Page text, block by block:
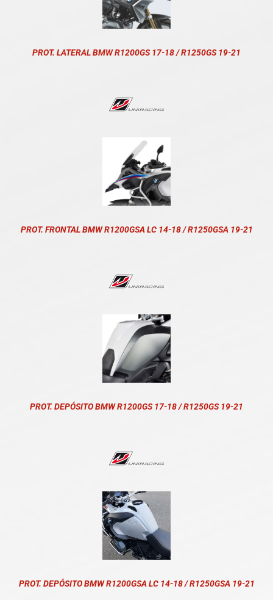
PROT. LATERAL BMW R1200GS 17-18 / R1250GS 19-21
PROT. FRONTAL BMW R1200GSA LC 14-18 / R1250GSA 19-21
PROT. DEPÓSITO BMW R1200GS 17-18 / R1250GS 19-21
PROT. DEPÓSITO BMW R1200GSA LC 14-18 / R1250GSA 19-21